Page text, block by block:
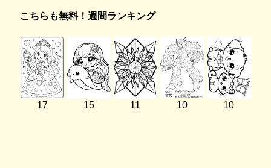
こちらも無料！週間ランキング
17 15 11 10 10